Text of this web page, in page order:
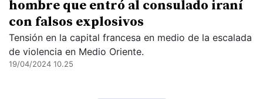
hombre que entró al consulado iraní
con falsos explosivos
Tensión en la capital francesa en medio de la escalada
de violencia en Medio Oriente.
19/04/2024 10.25